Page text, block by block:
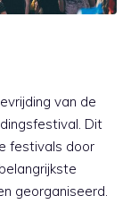
van de
Dit
festivals door
georganiseerd.